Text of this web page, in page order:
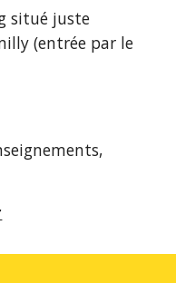
situé juste
(entrée par le